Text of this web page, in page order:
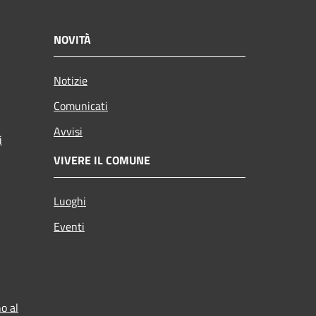
NOVITÀ
Notizie
Comunicati
Avvisi
VIVERE IL COMUNE
Luoghi
Eventi
al